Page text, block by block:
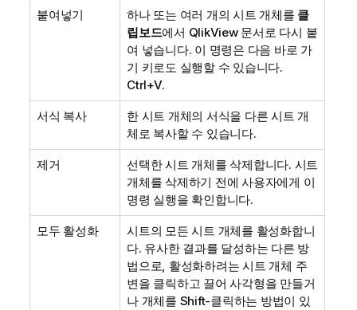
붙여넣기 하나 또는 여러 개의 시트 개체를 클
립보드에서 QlikView 문서로 다시 붙
여 넣습니다. 이 명령은 다음 바로 가
기 키로도 실행할 수 있습니다.
Ctrl+V.
서식 복사
한 시트 개체의 서식을 다른 시트 개
체로 복사할 수 있습니다.
제거
선택한 시트 개체를 삭제합니다. 시트
개체를 삭제하기 전에 사용자에게 이
명령 실행을 확인합니다.
모두 활성화
시트의 모든 시트 개체를 활성화합니
다. 유사한 결과를 달성하는 다른 방
법으로, 활성화하려는 시트 개체 주
변을 클릭하고 끌어 사각형을 만들거
나 개체를 Shift-클릭하는 방법이 있